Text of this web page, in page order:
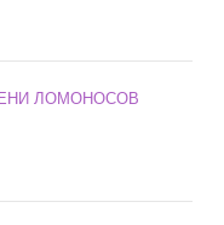
ЛОМОНОСОВ